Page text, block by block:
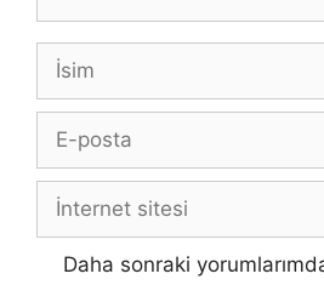
İsim
posta
İnternet
Daha sonraki